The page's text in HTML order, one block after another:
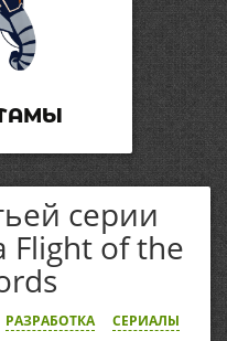
серии
Flight of the
РАЗРАБОТКА СЕРИАЛЫ